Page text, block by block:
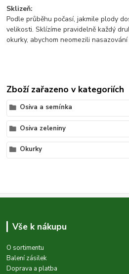
Sklizeň:
Podle průběhu počasí, jakmile plody
velikosti. Sklízíme pravidelně každý
okurky, abychom neomezili
Zboží zařazeno v kategoriích
Osiva a semínka
Osiva zeleniny
Okurky
Vše k nákupu
O sortimentu
Balení zásilek
Doprava a platba